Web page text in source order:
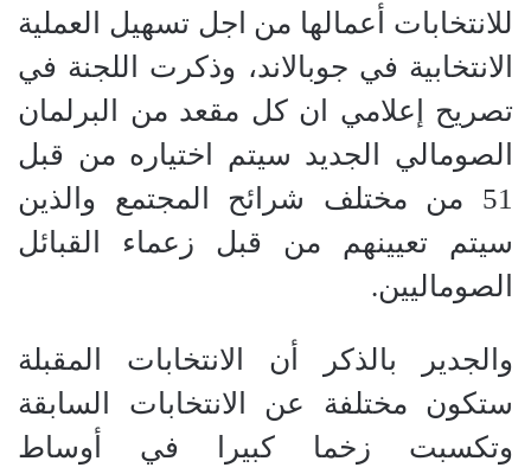
للانتخابات أعمالها من اجل تسهيل العملية
الانتخابية في جوبالاند، وذكرت اللجنة في
تصريح إعلامي ان كل مقعد من البرلمان
الصومالي الجديد سيتم اختياره من قبل
51 من مختلف شرائح المجتمع والذين
سيتم تعيينهم من قبل زعماء القبائل
الصوماليين.
والجدير بالذكر أن الانتخابات المقبلة
ستكون مختلفة عن الانتخابات السابقة
وتكسبت زخما كبيرا في أوساط